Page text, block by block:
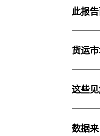
此报
货运
这些
数据来